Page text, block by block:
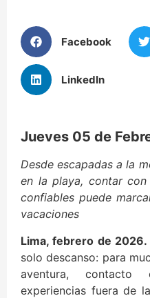
Facebook
LinkedIn
Jueves 05 de
Desde escapadas a la
en la playa, contar
confiables puede
vacaciones
Lima, febrero de 2026.
solo descanso: para
aventura,
experiencias fuera de